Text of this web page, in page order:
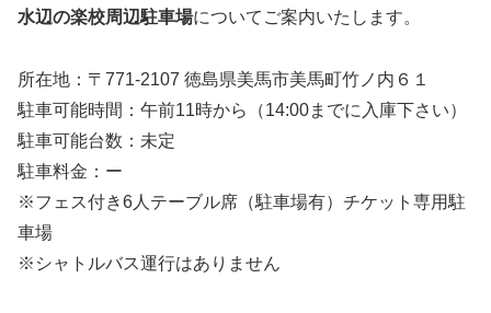
水辺の楽校周辺駐車場についてご案内いたします。
所在地：〒771-2107 徳島県美馬市美馬町竹ノ内６１
駐車可能時間：午前11時から（14:00までに入庫下さい）
駐車可能台数：未定
駐車料金：ー
※フェス付き6人テーブル席（駐車場有）チケット専用駐
車場
※シャトルバス運行はありません